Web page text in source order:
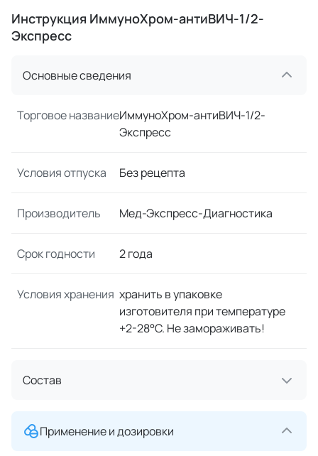
Инструкция ИммуноХром-антиВИЧ-1/2-
Экспресс
Основные сведения
Торговое названиеИммуноХром-антиВИЧ-1/2-
Экспресс
Условия отпуска Без рецепта
Производитель Мед-Экспресс-Диагностика
Срок годности 2 года
Условия хранения хранить в упаковке
изготовителя при температуре
+2-28°С. Не замораживать!
Состав
Применение и дозировки